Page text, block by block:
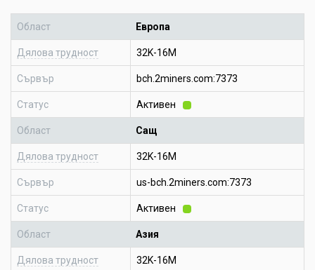
Област Европа
Дялова трудност 32K-16M
Сървър bch.2miners.com:7373
Статус Активен
Област Сащ
Дялова трудност 32K-16M
Сървър us-bch.2miners.com:7373
Статус Активен
Област Азия
Дялова трудност 32K-16M